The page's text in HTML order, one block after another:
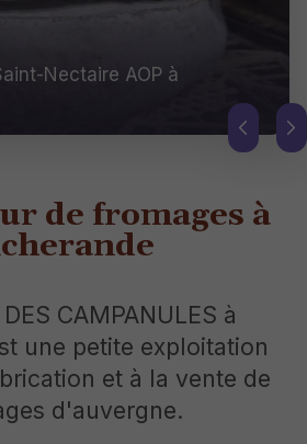
Nectaire AOP à
de fromages à
CAMPANULES à
une petite exploitation
et à la vente de
d'auvergne.